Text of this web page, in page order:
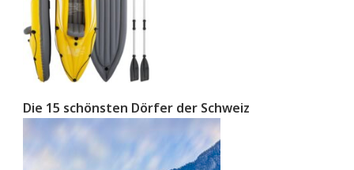
Die 15 schönsten Dörfer der Schweiz